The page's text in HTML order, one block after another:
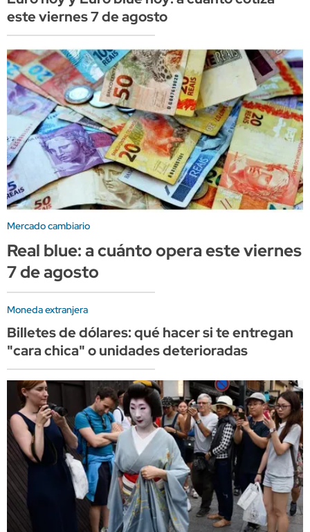
este viernes 7 de agosto
Mercado cambiario
Real blue: a cuánto opera este viernes
7 de agosto
Moneda extranjera
Billetes de dólares: qué hacer si te entregan
"cara chica" o unidades deterioradas